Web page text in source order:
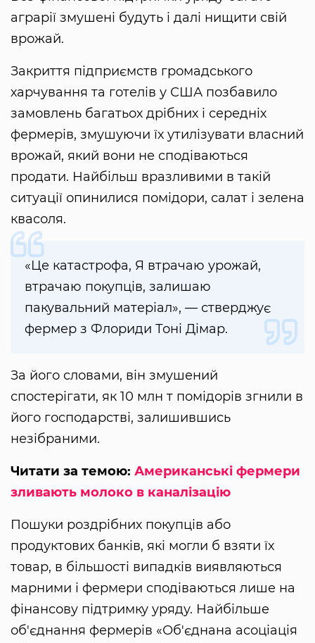
аграрії змушені будуть і далі нищити свій
врожай.
Закриття підприємств громадського
харчування та готелів у США позбавило
замовлень багатьох дрібних і середніх
фермерів, змушуючи їх утилізувати власний
врожай, який вони не сподіваються
продати. Найбільш вразливими в такій
ситуації опинилися помідори, салат і зелена
квасоля.
«Це катастрофа, Я втрачаю урожай,
втрачаю покупців, залишаю
пакувальний матеріал», — стверджує
фермер з Флориди Тоні Дімар.
За його словами, він змушений
спостерігати, як 10 млн т помідорів згнили в
його господарстві, залишившись
незібраними.
Читати за темою: Американські фермери
зливають молоко в каналізацію
Пошуки роздрібних покупців або
продуктових банків, які могли б взяти їх
товар, в більшості випадків виявляються
марними і фермери сподіваються лише на
фінансову підтримку уряду. Найбільше
об'єднання фермерів «Об'єднана асоціація